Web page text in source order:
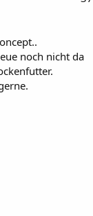
noch nicht da